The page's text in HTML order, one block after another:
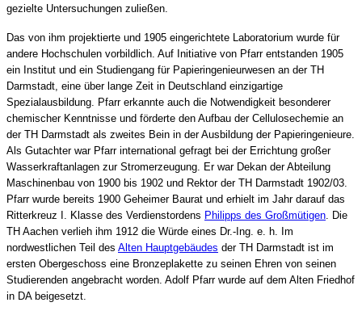
gezielte Untersuchungen zuließen.
Das von ihm projektierte und 1905 eingerichtete Laboratorium wurde für
andere Hochschulen vorbildlich. Auf Initiative von Pfarr entstanden 1905
ein Institut und ein Studiengang für Papieringenieurwesen an der TH
Darmstadt, eine über lange Zeit in Deutschland einzigartige
Spezialausbildung. Pfarr erkannte auch die Notwendigkeit besonderer
chemischer Kenntnisse und förderte den Aufbau der Cellulosechemie an
der TH Darmstadt als zweites Bein in der Ausbildung der Papieringenieure.
Als Gutachter war Pfarr international gefragt bei der Errichtung großer
Wasserkraftanlagen zur Stromerzeugung. Er war Dekan der Abteilung
Maschinenbau von 1900 bis 1902 und Rektor der TH Darmstadt 1902/03.
Pfarr wurde bereits 1900 Geheimer Baurat und erhielt im Jahr darauf das
Ritterkreuz I. Klasse des Verdienstordens Philipps des Großmütigen . Die
TH Aachen verlieh ihm 1912 die Würde eines Dr.-Ing. e. h. Im
nordwestlichen Teil des Alten Hauptgebäudes der TH Darmstadt ist im
ersten Obergeschoss eine Bronzeplakette zu seinen Ehren von seinen
Studierenden angebracht worden. Adolf Pfarr wurde auf dem Alten Friedhof
in DA beigesetzt.